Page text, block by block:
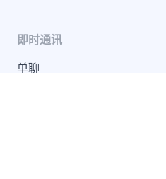
即时通讯
单聊